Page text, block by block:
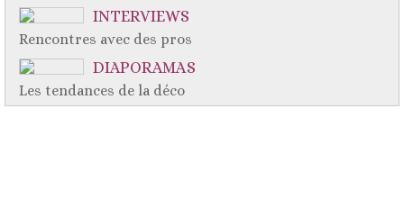
INTERVIEWS
Rencontres avec des pros
DIAPORAMAS
Les tendances de la déco